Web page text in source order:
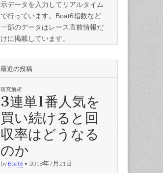
示データを入力してリアルタイム
で行っています。Boat6指数など
一部のデータはレース直前情報だ
けに掲載しています。
最近の投稿
研究解析
3連単1番人気を
買い続けると回
収率はどうなる
のか
by Boat6 • 2018年7月21日